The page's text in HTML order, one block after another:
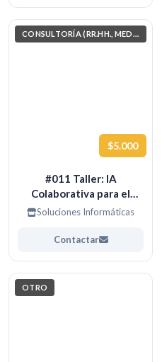
CONSULTORÍA (RR.HH., MEDIO AMBIENTE, INVESTIGACIÓN)
$5.000
#011 Taller: IA
Colaborativa para el
Aprendizaje
Soluciones Informáticas
Contactar
OTRO